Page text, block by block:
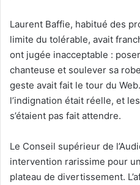
Laurent Baffie, habitué des
limite du tolérable, avait
ont jugée inacceptable :
chanteuse et soulever sa
geste avait fait le tour du
l’indignation était réelle, et
s’étaient pas fait attendre.
Le Conseil supérieur de
intervention rarissime pour
plateau de divertissement.